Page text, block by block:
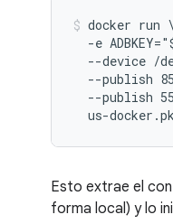
docker run \
-e
--device /
--publish
--publish
Esto extrae el
forma local) y lo